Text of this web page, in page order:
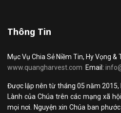
Thông Tin
Mục Vụ Chia Sẻ Niềm Tin, Hy Vọng &
www.quangharvest.com Email:
Được lập nên từ tháng 05 năm
Lành của Chúa trên các mạng xã
mọi nơi. Nguyện xin Chúa ban